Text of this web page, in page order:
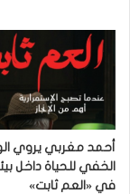
أحمد مغربي يروي
الخفي للحياة داخل
في «العم ثابت»